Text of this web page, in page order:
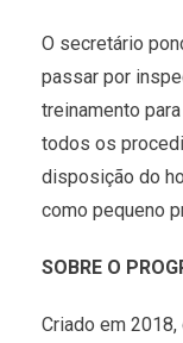
O secretário
passar por
treinamento
todos os
disposição do
como pequeno
SOBRE O
Criado em